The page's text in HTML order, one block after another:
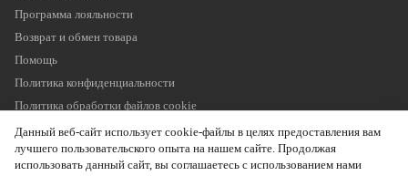
Программа лояльности
Возврат и обмен товара
Помощь
Политика конфиденциальности
Политика обработки файлов cookie
+7 (903) 755 11 75
info@oboitrade.ru
Данный веб-сайт использует cookie-файлы в целях предоставления вам
лучшего пользовательского опыта на нашем сайте. Продолжая
использовать данный сайт, вы соглашаетесь с использованием нами